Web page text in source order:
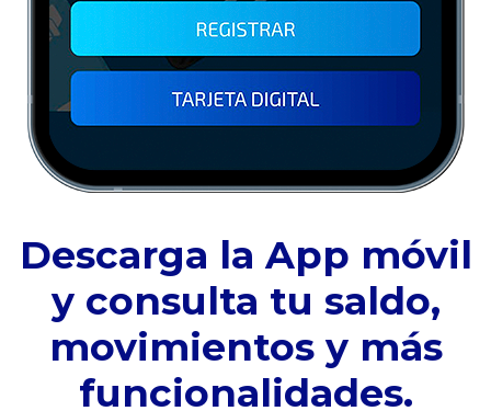
Descarga la App móvil
y consulta tu saldo,
movimientos y más
funcionalidades.